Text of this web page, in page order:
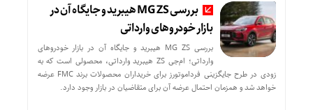
بررسی MG ZS هیبرید و جایگاه آن در
بازار خودروهای وارداتی
بررسی MG ZS هیبرید و جایگاه آن در بازار خودروهای
وارداتی؛ ام‌جی ZS هیبرید وارداتی، محصولی است که به
زودی در طرح جایگزینی فرداموتورز برای خریداران محصولات برند FMC عرضه
خواهد شد و همزمان احتمال عرضه آن برای متقاضیان در بازار وجود دارد.